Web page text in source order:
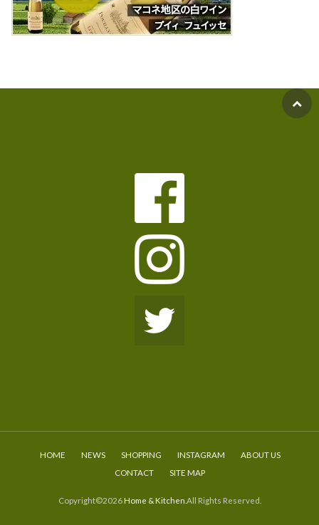
HOME NEWS SHOPPING INSTAGRAM
ABOUT US
CONTACT
SITE MAP
Copyright©2026Home & Kitchen .All Rights Reserved.